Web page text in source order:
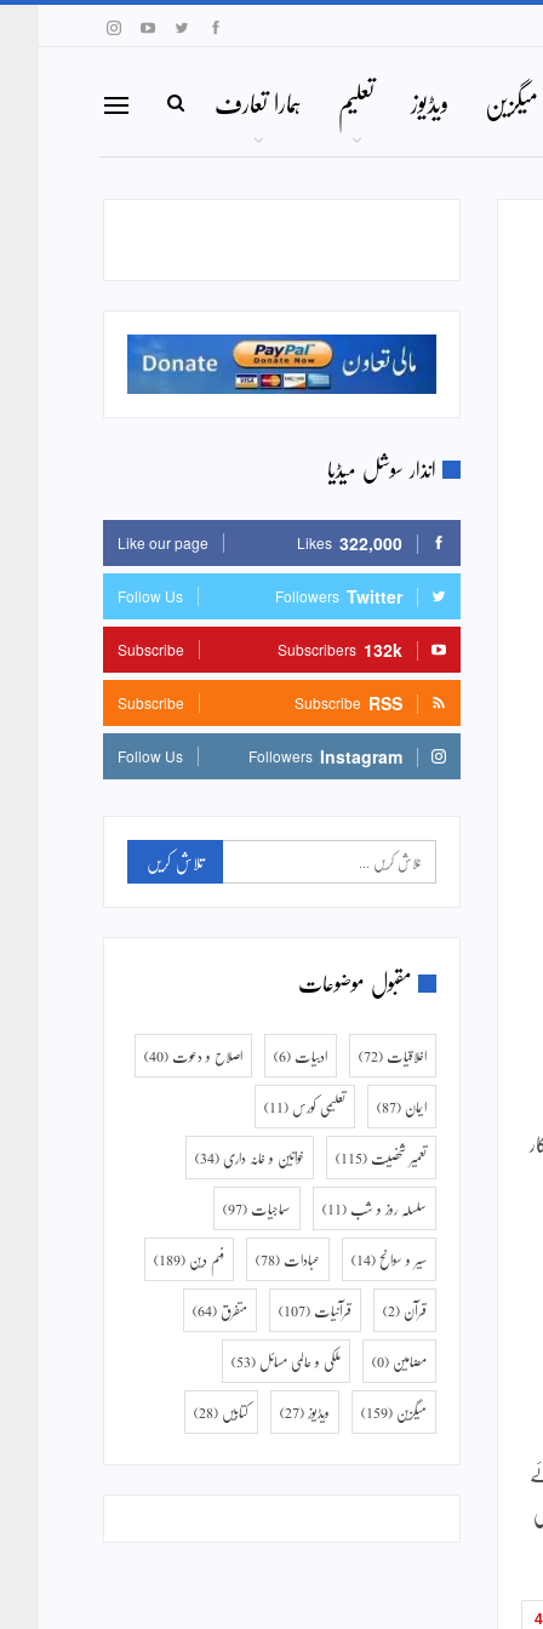
میگزین ویڈیوز تعلیم ہمارا تعارف
انذار سوشل میڈیا
322,000
Likes
Like our page
Twitter
Followers
Follow Us
132k
Subscribers
Subscribe
RSS
Subscribe
Subscribe
Instagram
Followers
Follow Us
مقبول موضوعات
اخلاقیات (72) ادبیات (6) اصلاح و دعوت (40)
ایمان (87) تعلیمی کورس (11)
تعمیر شخصیت (115) خواتین و خانہ داری (34)
سلسلہ روز و شب (11) سماجیات (97)
سیر و سوانح(14) عبادات (78) فہم دین (189)
قرآن (2) قرآنیات (107) متفرق (64)
مضامین (0) ملکی و عالمی مسائل (53)
میگزین (159) ویڈیوز (27) کتابیں (28)